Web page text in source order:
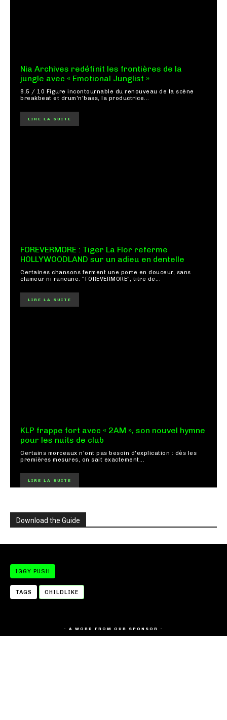
Nia Archives redéfinit les frontières de la
jungle avec « Emotional Junglist »
8,5 / 10 Figure incontournable du renouveau de la scène
breakbeat et drum'n'bass, la productrice...
LIRE LA SUITE
FOREVERMORE : Tiger La Flor referme
HOLLYWOODLAND sur un adieu en dentelle
Certaines chansons ferment une porte en douceur, sans
clameur ni rancune. "FOREVERMORE", titre de...
LIRE LA SUITE
KLP frappe fort avec « 2AM », son nouvel hymne
pour les nuits de club
Certains morceaux n'ont pas besoin d'explication : dès les
premières mesures, on sait exactement...
LIRE LA SUITE
Download the Guide
IGGY PUSH
TAGS CHILDLIKE
- A WORD FROM OUR SPONSOR -